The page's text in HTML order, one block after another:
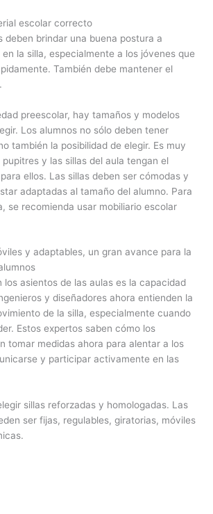
escolar correcto
deben brindar una buena postura a
la silla, especialmente a los jóvenes que
También debe mantener el
preescolar, hay tamaños y modelos
Los alumnos no sólo deben tener
también la posibilidad de elegir. Es muy
y las sillas del aula tengan el
ellos. Las sillas deben ser cómodas y
adaptadas al tamaño del alumno. Para
se recomienda usar mobiliario escolar
y adaptables, un gran avance para la
los asientos de las aulas es la capacidad
y diseñadores ahora entienden la
de la silla, especialmente cuando
Estos expertos saben cómo los
tomar medidas ahora para alentar a los
y participar activamente en las
sillas reforzadas y homologadas. Las
ser fijas, regulables, giratorias, móviles